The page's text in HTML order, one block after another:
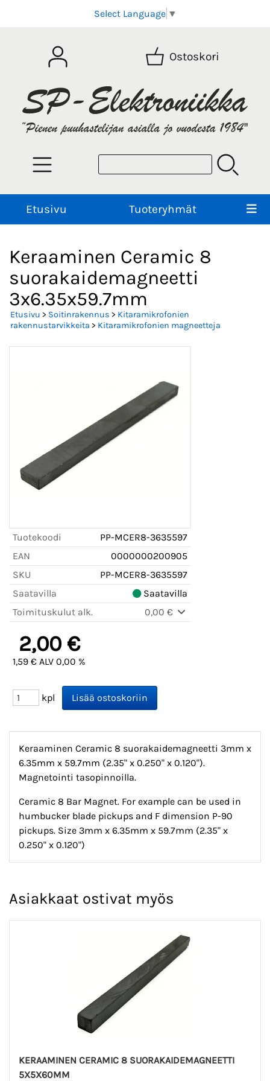
Select Language ▼
Ostoskori
Etusivu Tuoteryhmät
Keraaminen Ceramic 8
suorakaidemagneetti
3x6.35x59.7mm
Etusivu > Soitinrakennus > Kitaramikrofonien
rakennustarvikkeita > Kitaramikrofonien magneetteja
Tuotekoodi
PP-MCER8-3635597
EAN
0000000200905
SKU
PP-MCER8-3635597
Saatavilla
Saatavilla
Toimituskulut alk.
0,00 €
2,00 €
1,59 € ALV 0,00 %
kpl
Keraaminen Ceramic 8 suorakaidemagneetti 3mm x
6.35mm x 59.7mm (2.35" x 0.250" x 0.120").
Magnetointi tasopinnoilla.
Ceramic 8 Bar Magnet. For example can be used in
humbucker blade pickups and F dimension P-90
pickups. Size 3mm x 6.35mm x 59.7mm (2.35" x
0.250" x 0.120")
Asiakkaat ostivat myös
KERAAMINEN CERAMIC 8 SUORAKAIDEMAGNEETTI
5X5X60MM